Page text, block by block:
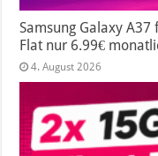
Samsung Galaxy
Flat nur 6.99€
4. August 2026